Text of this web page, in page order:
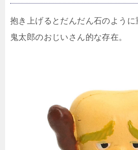
抱き上げるとだんだん石のように
鬼太郎のおじいさん的な存在。